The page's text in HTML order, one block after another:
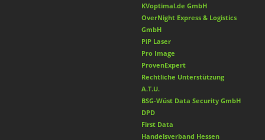
KVoptimal.de GmbH
OverNight Express & Logistics
GmbH
PiP Laser
Pro Image
ProvenExpert
Rechtliche Unterstützung
A.T.U.
BSG-Wüst Data Security GmbH
DPD
First Data
Handelsverband Hessen